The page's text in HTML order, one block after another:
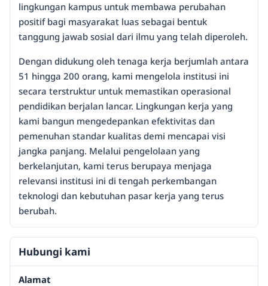
lingkungan kampus untuk membawa perubahan
positif bagi masyarakat luas sebagai bentuk
tanggung jawab sosial dari ilmu yang telah diperoleh.
Dengan didukung oleh tenaga kerja berjumlah antara
51 hingga 200 orang, kami mengelola institusi ini
secara terstruktur untuk memastikan operasional
pendidikan berjalan lancar. Lingkungan kerja yang
kami bangun mengedepankan efektivitas dan
pemenuhan standar kualitas demi mencapai visi
jangka panjang. Melalui pengelolaan yang
berkelanjutan, kami terus berupaya menjaga
relevansi institusi ini di tengah perkembangan
teknologi dan kebutuhan pasar kerja yang terus
berubah.
Hubungi kami
Alamat